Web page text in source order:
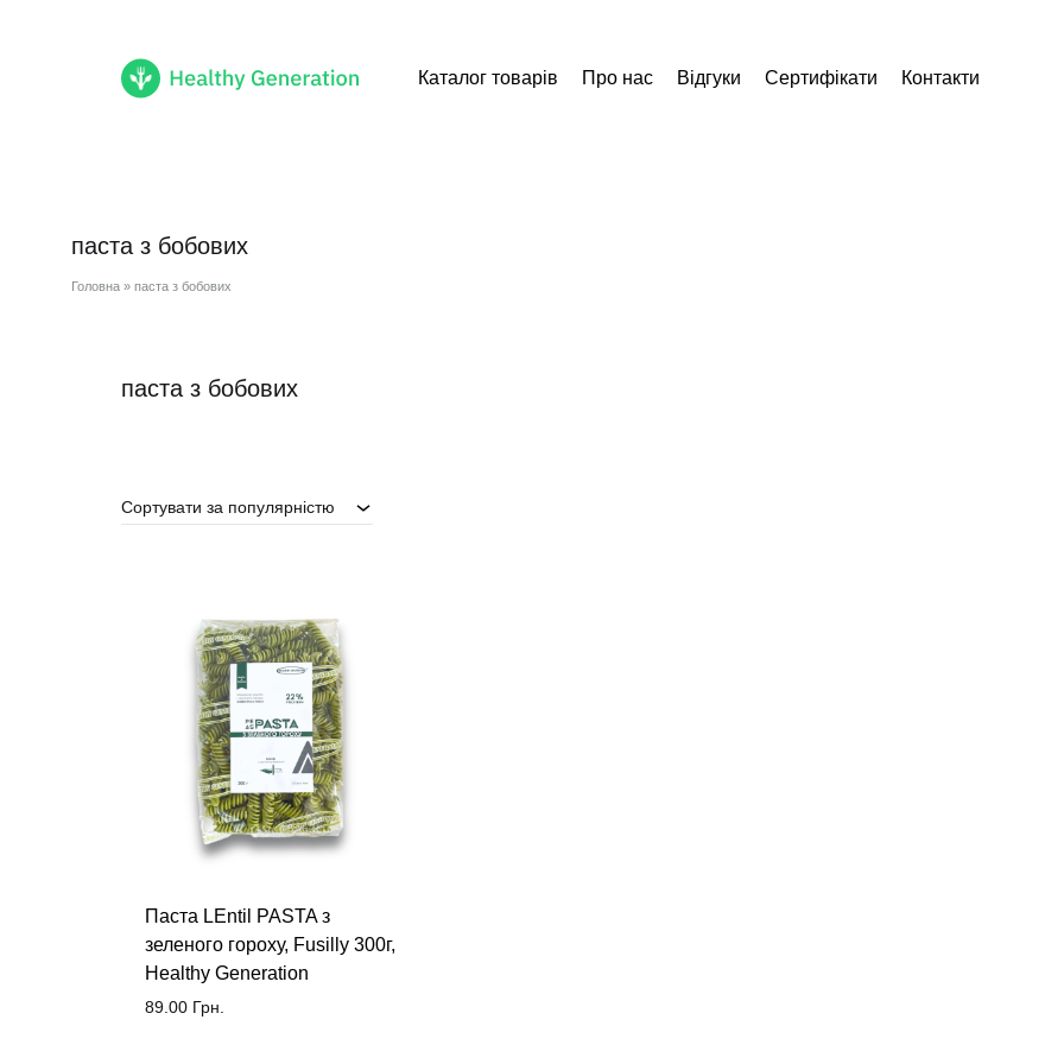
доступні
тобі
Каталог товарів Про нас Відгуки Сертифікати Контакти
паста з бобових
Головна » паста з бобових
паста з бобових
Сортувати за популярністю
Паста LEntil PASTA з
зеленого гороху, Fusilly 300г,
Healthy Generation
89.00 Грн.